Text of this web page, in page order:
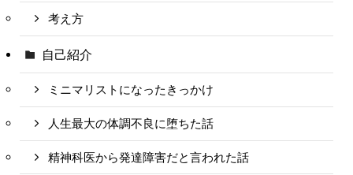
考え方
自己紹介
ミニマリストになったきっかけ
人生最大の体調不良に堕ちた話
精神科医から発達障害だと言われた話